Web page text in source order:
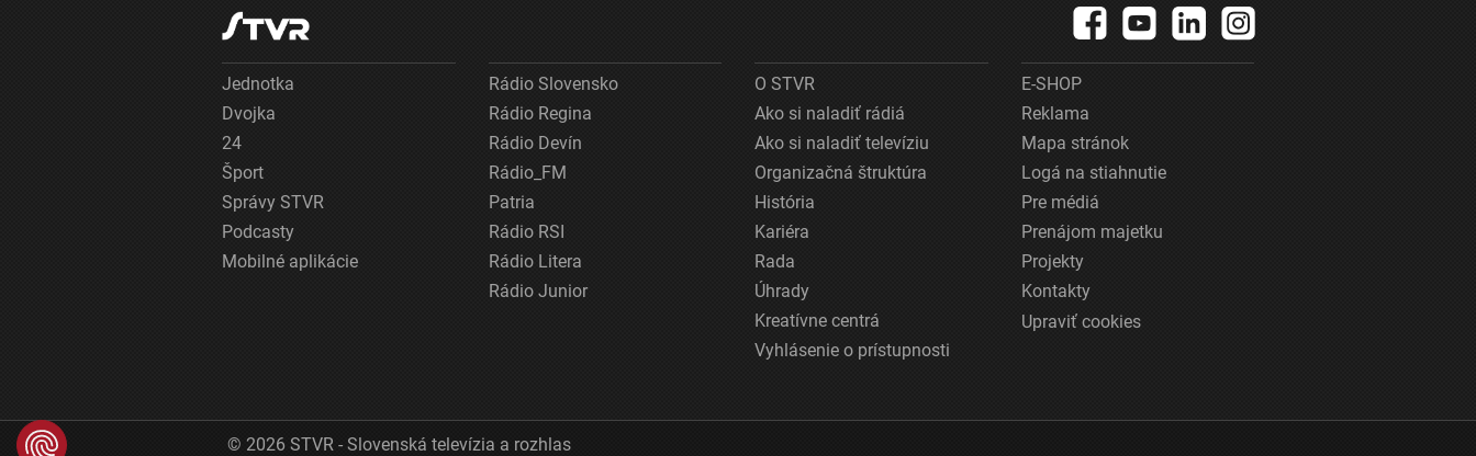
Jednotka
Dvojka
24
Šport
Správy STVR
Podcasty
Mobilné aplikácie
Rádio Slovensko
Rádio Regina
Rádio Devín
Rádio_FM
Patria
Rádio RSI
Rádio Litera
Rádio Junior
O STVR
Ako si naladiť rádiá
Ako si naladiť televíziu
Organizačná štruktúra
História
Kariéra
Rada
Úhrady
Kreatívne centrá
Vyhlásenie o prístupnosti
E-SHOP
Reklama
Mapa stránok
Logá na stiahnutie
Pre médiá
Prenájom majetku
Projekty
Kontakty
Upraviť cookies
© 2026 STVR - Slovenská televízia a rozhlas